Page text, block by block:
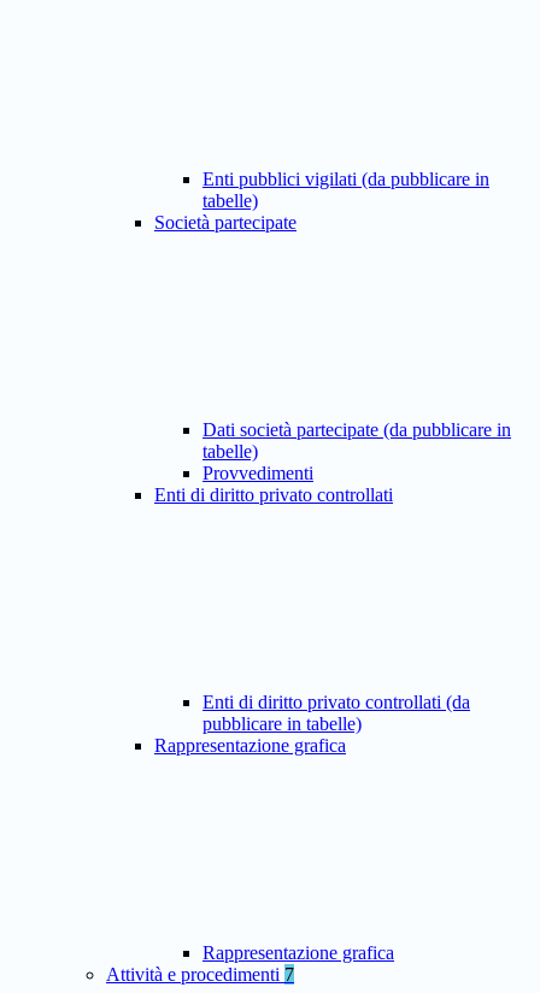
Enti pubblici vigilati (da pubblicare in
tabelle)
Società partecipate
Dati società partecipate (da pubblicare in
tabelle)
Provvedimenti
Enti di diritto privato controllati
Enti di diritto privato controllati (da
pubblicare in tabelle)
Rappresentazione grafica
Rappresentazione grafica
Attività e procedimenti 7